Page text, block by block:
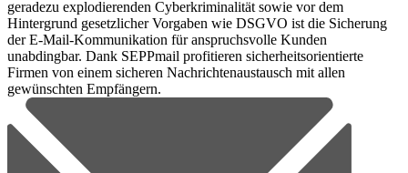
geradezu explodierenden Cyberkriminalität sowie vor dem
Hintergrund gesetzlicher Vorgaben wie DSGVO ist die Sicherung
der E-Mail-Kommunikation für anspruchsvolle Kunden
unabdingbar. Dank SEPPmail profitieren sicherheitsorientierte
Firmen von einem sicheren Nachrichtenaustausch mit allen
gewünschten Empfängern.